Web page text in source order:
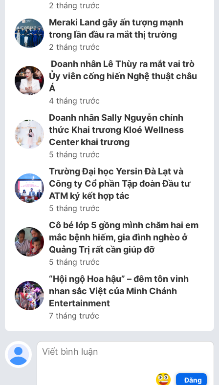
2 tháng trước
Meraki Land gây ấn tượng mạnh
trong lần đầu ra mắt thị trường
2 tháng trước
Doanh nhân Lê Thùy ra mắt vai trò
Ủy viên cống hiến Nghệ thuật châu
Á
4 tháng trước
Doanh nhân Sally Nguyễn chính
thức Khai trương Kloé Wellness
Center khai trương
5 tháng trước
Trường Đại học Yersin Đà Lạt và
Công ty Cổ phần Tập đoàn Đầu tư
ATM ký kết hợp tác
5 tháng trước
Cô bé lớp 5 gồng mình chăm hai em
mắc bệnh hiếm, gia đình nghèo ở
Quảng Trị rất cần giúp đỡ
5 tháng trước
“Hội ngộ Hoa hậu” – đêm tôn vinh
nhan sắc Việt của Minh Chánh
Entertainment
7 tháng trước
Đăng